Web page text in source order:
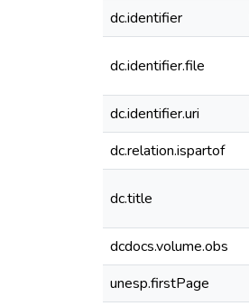
dc.identifier
dc.identifier.file
dc.identifier.uri
dc.relation.ispartof
dc.title
dcdocs.volume.obs
unesp.firstPage